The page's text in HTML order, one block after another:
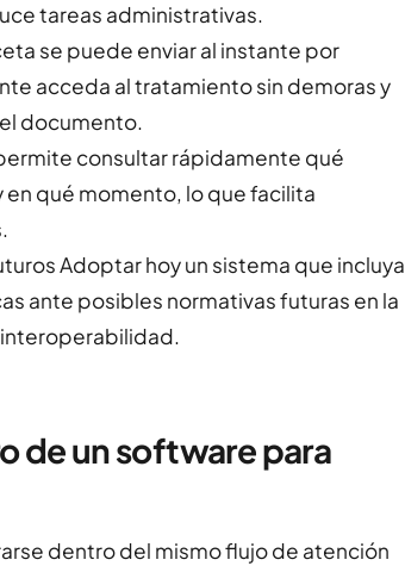
tareas administrativas.
se puede enviar al instante por
acceda al tratamiento sin demoras y
documento.
consultar rápidamente qué
qué momento, lo que facilita
Adoptar hoy un sistema que incluya
ante posibles normativas futuras en la
interoperabilidad.
de un software para
dentro del mismo flujo de atención